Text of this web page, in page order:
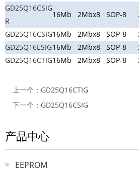
GD25Q16CSIG
R
16Mb 2Mbx8 SOP-8
GD25Q16CSIG16Mb 2Mbx8 SOP-8
GD25Q16ESIG16Mb 2Mbx8 SOP-8
GD25Q16CTIG16Mb 2Mbx8 SOP-8
上一个： GD25Q16CTIG
下一个： GD25Q16CSIG
产品中心
EEPROM